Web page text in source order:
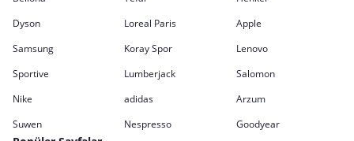
Dyson
Loreal Paris
Apple
Samsung
Koray Spor
Lenovo
Sportive
Lumberjack
Salomon
Nike
adidas
Arzum
Suwen
Nespresso Goodyear